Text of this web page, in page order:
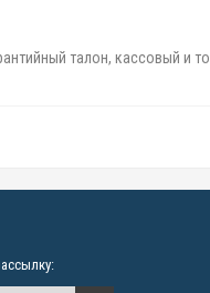
талон, кассовый и